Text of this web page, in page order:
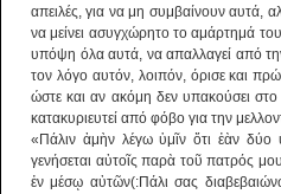
απειλές, για να μη συμβαίνουν αυτά,
να μείνει ασυγχώρητο το αμάρτημά
υπόψη όλα αυτά, να απαλλαγεί από
τον λόγο αυτόν, λοιπόν, όρισε και
ώστε και αν ακόμη δεν υπακούσει στο
κατακυριευτεί από φόβο για την
«Πάλιν ἀμὴν λέγω ὑμῖν ὅτι ἐὰν
γενήσεται αὐτοῖς παρὰ τοῦ πατρός
ἐν μέσῳ αὐτῶν(:Πάλι σας